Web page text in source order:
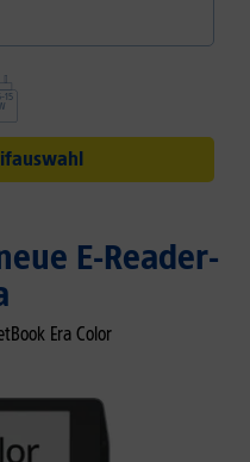
E-Reader-
Era Color